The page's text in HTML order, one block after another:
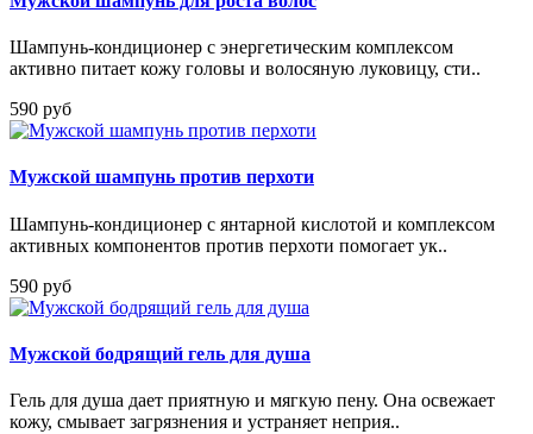
Шампунь-кондиционер с энергетическим комплексом
активно питает кожу головы и волосяную луковицу, сти..
590 руб
Мужской шампунь против перхоти
Шампунь-кондиционер с янтарной кислотой и комплексом
активных компонентов против перхоти помогает ук..
590 руб
Мужской бодрящий гель для душа
Гель для душа дает приятную и мягкую пену. Она освежает
кожу, смывает загрязнения и устраняет неприя..